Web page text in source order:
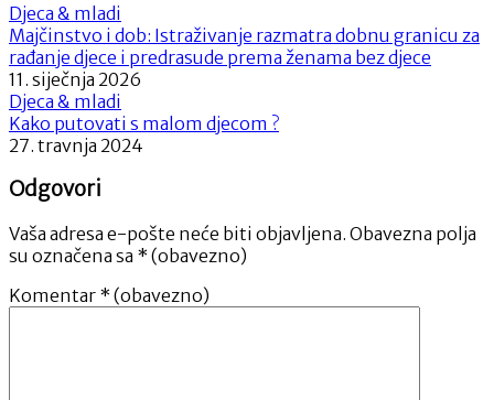
Djeca & mladi
Majčinstvo i dob: Istraživanje razmatra dobnu granicu za
rađanje djece i predrasude prema ženama bez djece
11. siječnja 2026
Djeca & mladi
Kako putovati s malom djecom ?
27. travnja 2024
Odgovori
Vaša adresa e-pošte neće biti objavljena. Obavezna polja
su označena sa * (obavezno)
Komentar * (obavezno)